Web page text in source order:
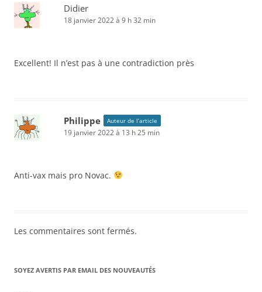
Didier
18 janvier 2022 à 9 h 32 min
Excellent! Il n’est pas à une contradiction près
Philippe Auteur de l’article
19 janvier 2022 à 13 h 25 min
Anti-vax mais pro Novac.
Les commentaires sont fermés.
SOYEZ AVERTIS PAR EMAIL DES NOUVEAUTÉS